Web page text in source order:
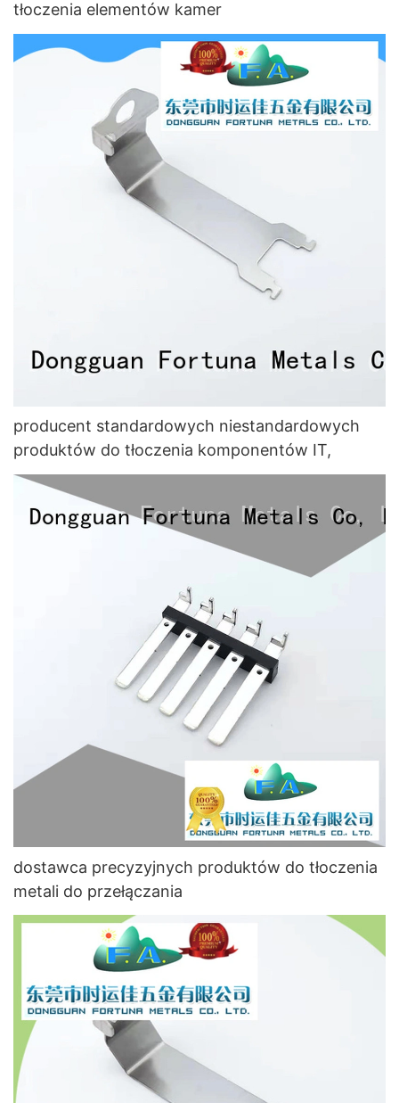
tłoczenia elementów kamer
producent standardowych niestandardowych
produktów do tłoczenia komponentów IT,
dostawca precyzyjnych produktów do tłoczenia
metali do przełączania